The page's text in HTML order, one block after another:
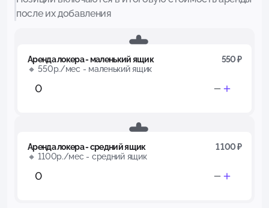
после их добавления
Аренда локера - маленький ящик
550 ₽
🔸 550р./мес - маленький ящик
Аренда локера - средний ящик
1 100 ₽
🔸 1100р./мес - средний ящик